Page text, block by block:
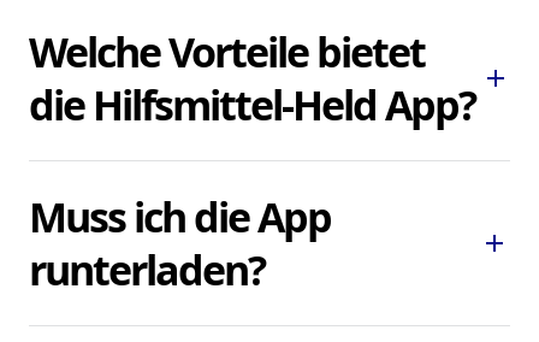
Welche Vorteile bietet
die Hilfsmittel-Held App? add
Ihnen, dringend benötigte Pflegehilfsmittel
und Hilfsmittel schnell und bequem zu
bestellen, ohne lokale Sanitätshäuser
aufsuchen oder kontaktieren zu müssen.
Muss ich die App
runterladen?
add